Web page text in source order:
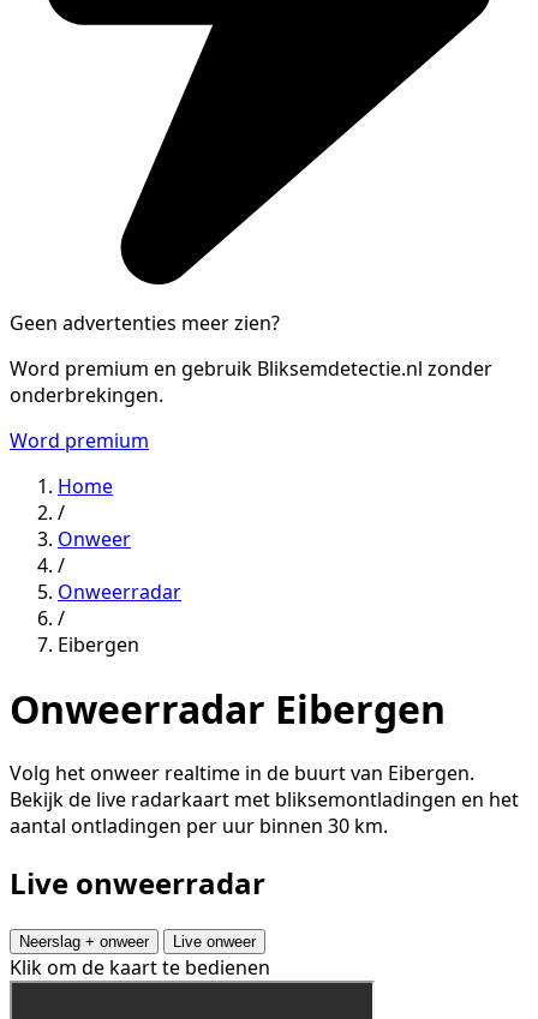
Geen advertenties meer zien?
Word premium en gebruik Bliksemdetectie.nl zonder
onderbrekingen.
Word premium
Home
/
Onweer
/
Onweerradar
/
Eibergen
Onweerradar Eibergen
Volg het onweer realtime in de buurt van Eibergen.
Bekijk de live radarkaart met bliksemontladingen en het
aantal ontladingen per uur binnen 30 km.
Live onweerradar
Neerslag + onweer Live onweer
Klik om de kaart te bedienen